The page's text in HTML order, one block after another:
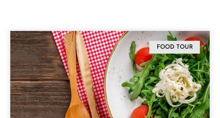
FOOD TOUR